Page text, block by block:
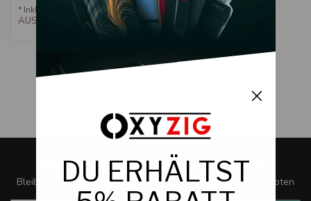
* Inkl. MwSt. zzgl. Versandkosten
AUSVERKAUFT!
Zeige
Abonnieren Sie unseren Newsletter
Bleibe auf dem Laufenden mit unseren Newsletter-Angeboten